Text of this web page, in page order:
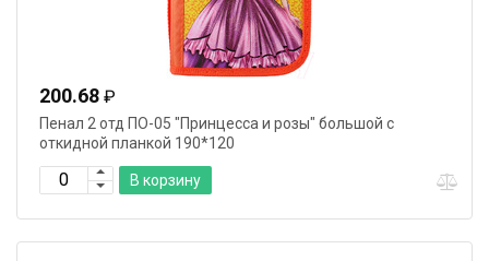
200.68 ₽
Пенал 2 отд ПО-05 "Принцесса и розы" большой с
откидной планкой 190*120
В корзину